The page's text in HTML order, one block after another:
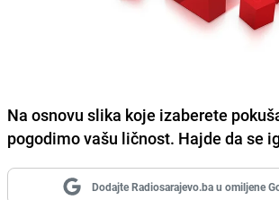
Na osnovu slika koje izaberete
pogodimo vašu ličnost. Hajde da se
Dodajte Radiosarajevo.ba u omiljene